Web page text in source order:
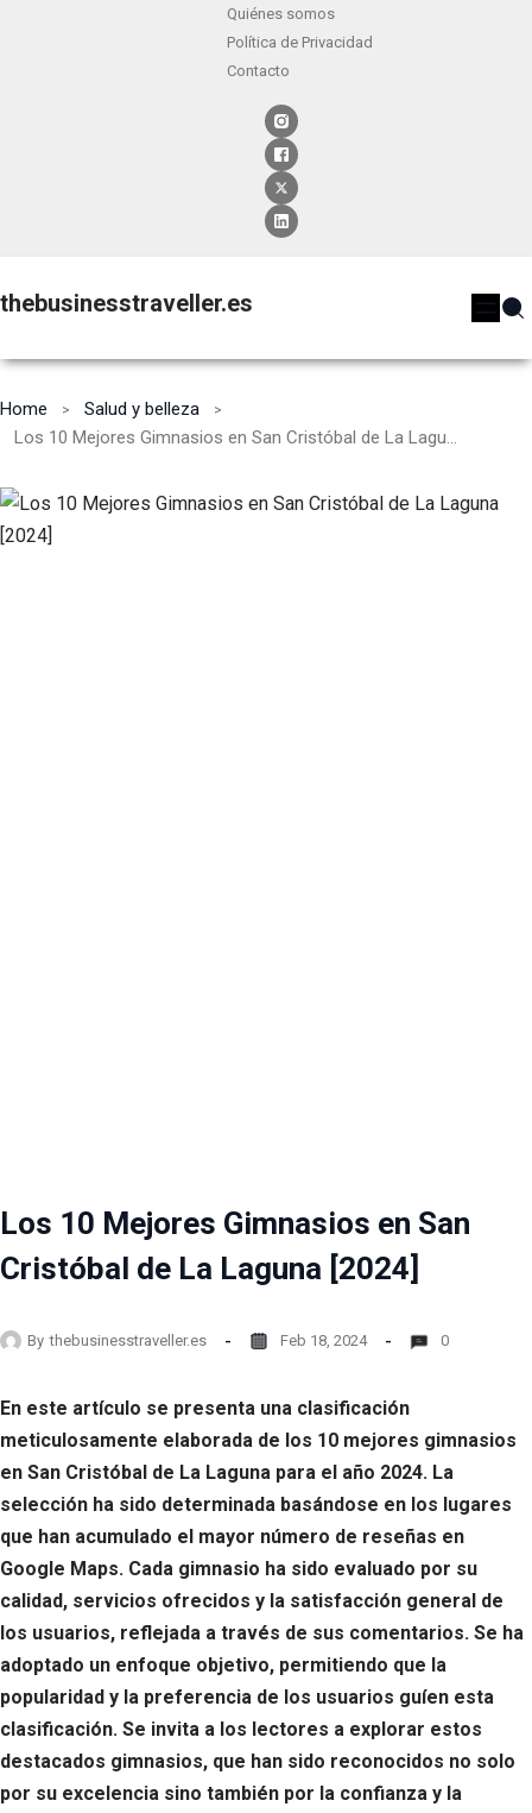
Quiénes somos
Política de Privacidad
Contacto
thebusinesstraveller.es
Home
Salud y belleza
Los 10 Mejores Gimnasios en San Cristóbal de La Laguna [2024]
Los 10 Mejores Gimnasios en San
Cristóbal de La Laguna [2024]
By thebusinesstraveller.es Feb 18, 2024 0
En este artículo se presenta una clasificación
meticulosamente elaborada de los 10 mejores gimnasios
en San Cristóbal de La Laguna para el año 2024. La
selección ha sido determinada basándose en los lugares
que han acumulado el mayor número de reseñas en
Google Maps. Cada gimnasio ha sido evaluado por su
calidad, servicios ofrecidos y la satisfacción general de
los usuarios, reflejada a través de sus comentarios. Se ha
adoptado un enfoque objetivo, permitiendo que la
popularidad y la preferencia de los usuarios guíen esta
clasificación. Se invita a los lectores a explorar estos
destacados gimnasios, que han sido reconocidos no solo
por su excelencia sino también por la confianza y la